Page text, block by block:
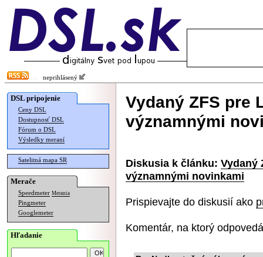
neprihlásený
DSL pripojenie
Ceny DSL
Dostupnosť DSL
Fórum o DSL
Výsledky meraní
Satelitná mapa SR
Merače
Speedmeter Merania
Pingmeter
Googlemeter
Hľadanie
Vydaný ZFS pre
významnými
Diskusia k článku: Vydaný
významnými novinkami
Prispievajte do diskusií ako
Komentár, na ktorý